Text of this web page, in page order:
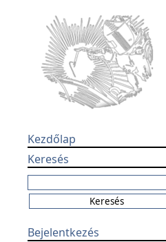
Kezdőlap
Keresés
Bejelentkezés